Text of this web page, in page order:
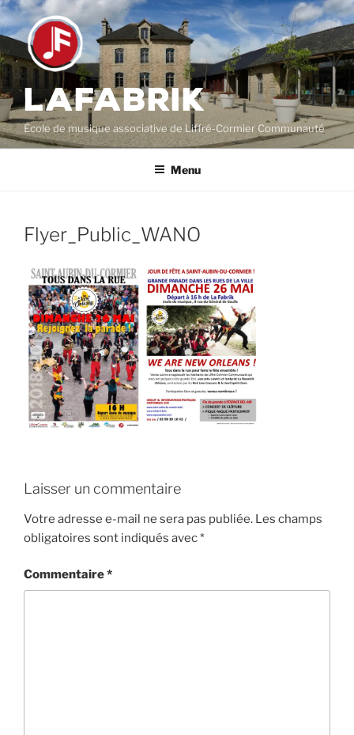
Aller
au
contenu
principal
LAFABRIK
École de musique associative de Liffré-Cormier Communauté
Menu
Flyer_Public_WANO
Laisser un commentaire
Votre adresse e-mail ne sera pas publiée. Les champs
obligatoires sont indiqués avec*
Commentaire*